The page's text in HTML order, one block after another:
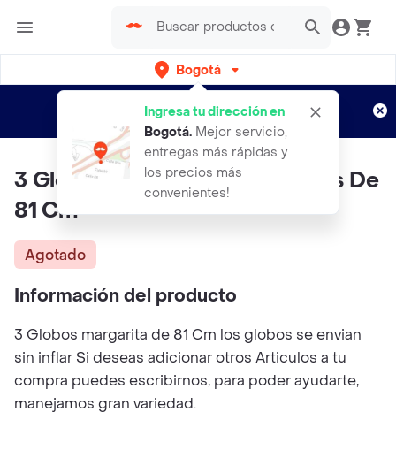
Bogotá
Ingresa tu dirección en
Bogotá. Mejor servicio,
entregas más rápidas y
los precios más
convenientes!
envíos gratis por semanas
Aplican TyC
3 Globos De Margarita Grandes De
81 Cm
Agotado
Información del producto
3 Globos margarita de 81 Cm los globos se envian
sin inflar Si deseas adicionar otros Articulos a tu
compra puedes escribirnos, para poder ayudarte,
manejamos gran variedad.